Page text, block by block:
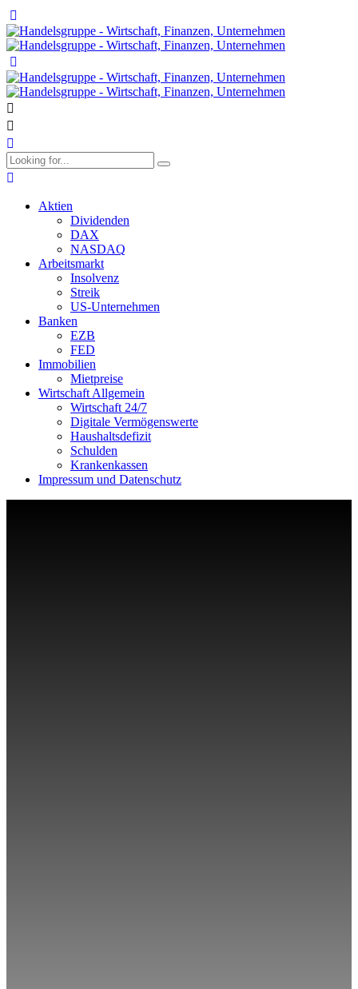
Aktien
Dividenden
DAX
NASDAQ
Arbeitsmarkt
Insolvenz
Streik
US-Unternehmen
Banken
EZB
FED
Immobilien
Mietpreise
Wirtschaft Allgemein
Wirtschaft 24/7
Digitale Vermögenswerte
Haushaltsdefizit
Schulden
Krankenkassen
Impressum und Datenschutz